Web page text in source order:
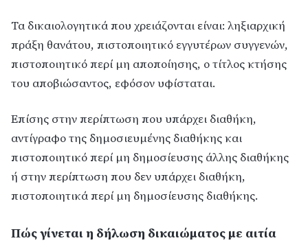
Τα δικαιολογητικά που χρειάζονται είναι: ληξιαρχική
πράξη θανάτου, πιστοποιητικό εγγυτέρων συγγενών,
πιστοποιητικό περί μη αποποίησης, ο τίτλος κτήσης
του αποβιώσαντος, εφόσον υφίσταται.
Επίσης στην περίπτωση που υπάρχει διαθήκη,
αντίγραφο της δημοσιευμένης διαθήκης και
πιστοποιητικό περί μη δημοσίευσης άλλης διαθήκης
ή στην περίπτωση που δεν υπάρχει διαθήκη,
πιστοποιητικά περί μη δημοσίευσης διαθήκης.
Πώς γίνεται η δήλωση δικαιώματος με αιτία